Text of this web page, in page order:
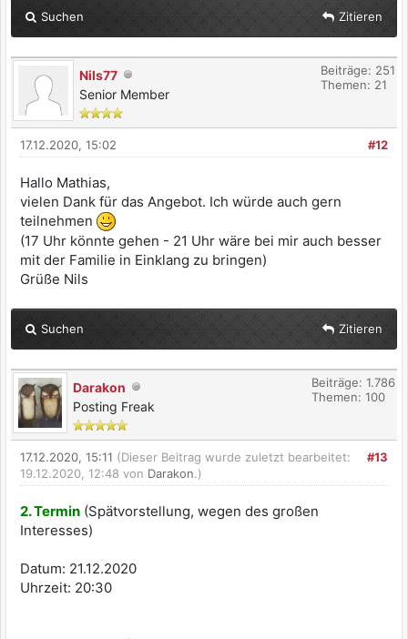
Suchen Zitieren
Nils77
Senior Member
Beiträge: 251
Themen: 21
#12
17.12.2020, 15:02
Hallo Mathias,
vielen Dank für das Angebot. Ich würde auch gern
teilnehmen
(17 Uhr könnte gehen - 21 Uhr wäre bei mir auch besser
mit der Familie in Einklang zu bringen)
Grüße Nils
Suchen Zitieren
Darakon
Posting Freak
Beiträge: 1.786
Themen: 100
#13
17.12.2020, 15:11 (Dieser Beitrag wurde zuletzt bearbeitet:
19.12.2020, 12:48 von Darakon.)
2. Termin (Spätvorstellung, wegen des großen
Interesses)
Datum: 21.12.2020
Uhrzeit: 20:30